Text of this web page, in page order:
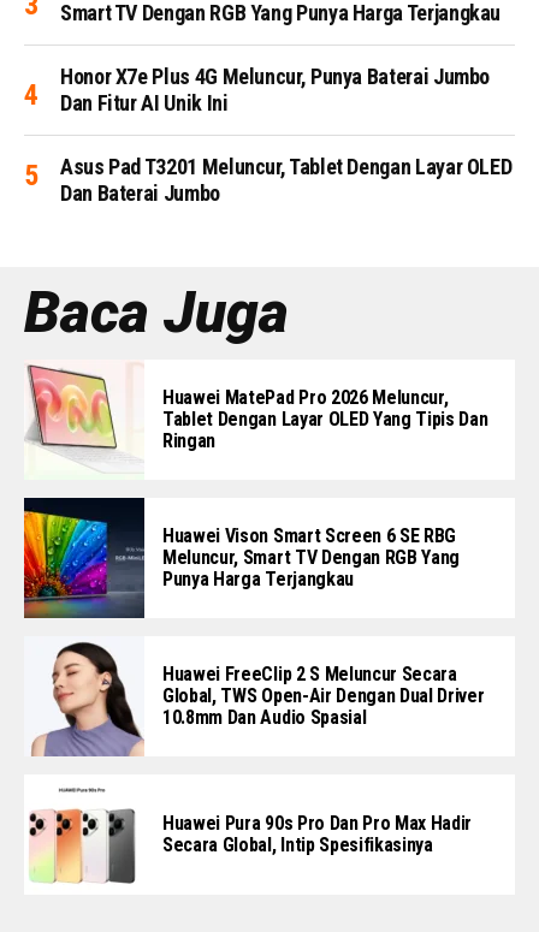
Smart TV Dengan RGB Yang Punya Harga Terjangkau
Honor X7e Plus 4G Meluncur, Punya Baterai Jumbo
Dan Fitur AI Unik Ini
Asus Pad T3201 Meluncur, Tablet Dengan Layar OLED
Dan Baterai Jumbo
Baca Juga
Huawei MatePad Pro 2026 Meluncur,
Tablet Dengan Layar OLED Yang Tipis Dan
Ringan
Huawei Vison Smart Screen 6 SE RBG
Meluncur, Smart TV Dengan RGB Yang
Punya Harga Terjangkau
Huawei FreeClip 2 S Meluncur Secara
Global, TWS Open-Air Dengan Dual Driver
10.8mm Dan Audio Spasial
Huawei Pura 90s Pro Dan Pro Max Hadir
Secara Global, Intip Spesifikasinya